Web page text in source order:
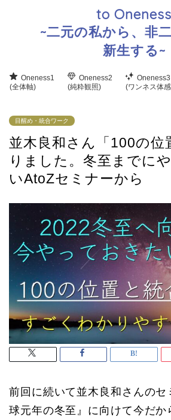
to Oneness
~二元の私から、非
新生する~
Oneness1
(全体軸)
Oneness2
(純粋観照)
Oneness3
(ワンネス体
目醒め・統合ワーク
並木良和さん「100の位
りました。冬至までに
いAtoZセミナーから
前回に続いて並木良和さんのセ
球元年の冬至』に向けて今だか